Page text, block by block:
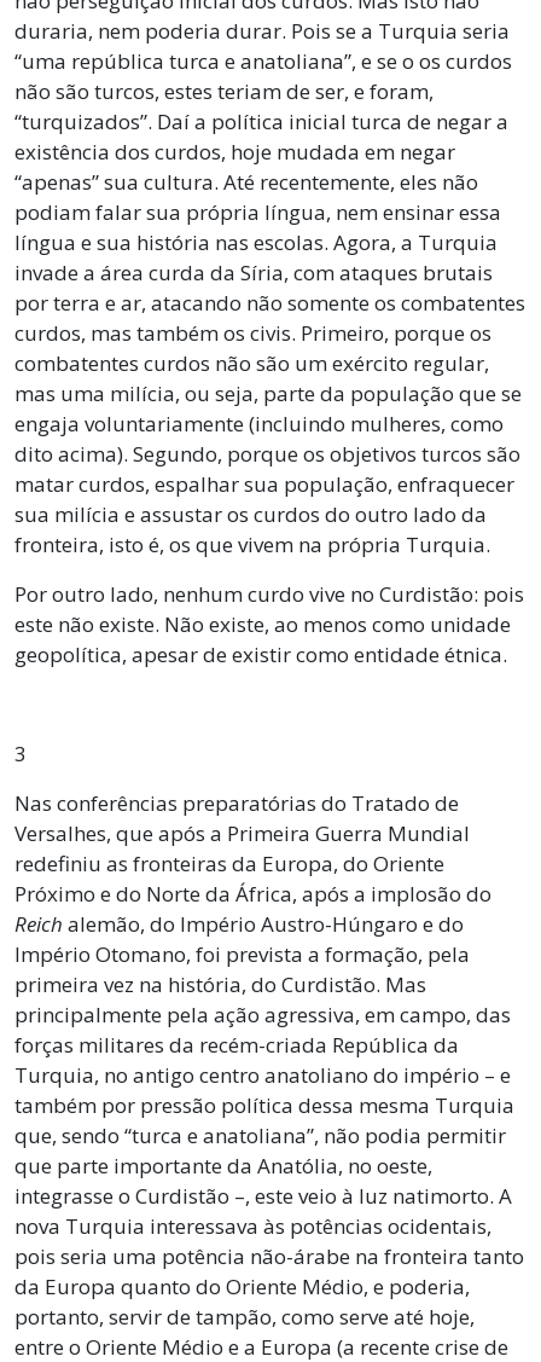
duraria, nem poderia durar. Pois se a Turquia seria
“uma república turca e anatoliana”, e se o os curdos
não são turcos, estes teriam de ser, e foram,
“turquizados”. Daí a política inicial turca de negar a
existência dos curdos, hoje mudada em negar
“apenas” sua cultura. Até recentemente, eles não
podiam falar sua própria língua, nem ensinar essa
língua e sua história nas escolas. Agora, a Turquia
invade a área curda da Síria, com ataques brutais
por terra e ar, atacando não somente os combatentes
curdos, mas também os civis. Primeiro, porque os
combatentes curdos não são um exército regular,
mas uma milícia, ou seja, parte da população que se
engaja voluntariamente (incluindo mulheres, como
dito acima). Segundo, porque os objetivos turcos são
matar curdos, espalhar sua população, enfraquecer
sua milícia e assustar os curdos do outro lado da
fronteira, isto é, os que vivem na própria Turquia.
Por outro lado, nenhum curdo vive no Curdistão: pois
este não existe. Não existe, ao menos como unidade
geopolítica, apesar de existir como entidade étnica.
3
Nas conferências preparatórias do Tratado de
Versalhes, que após a Primeira Guerra Mundial
redefiniu as fronteiras da Europa, do Oriente
Próximo e do Norte da África, após a implosão do
Reich alemão, do Império Austro-Húngaro e do
Império Otomano, foi prevista a formação, pela
primeira vez na história, do Curdistão. Mas
principalmente pela ação agressiva, em campo, das
forças militares da recém-criada República da
Turquia, no antigo centro anatoliano do império – e
também por pressão política dessa mesma Turquia
que, sendo “turca e anatoliana”, não podia permitir
que parte importante da Anatólia, no oeste,
integrasse o Curdistão –, este veio à luz natimorto. A
nova Turquia interessava às potências ocidentais,
pois seria uma potência não-árabe na fronteira tanto
da Europa quanto do Oriente Médio, e poderia,
portanto, servir de tampão, como serve até hoje,
entre o Oriente Médio e a Europa (a recente crise de